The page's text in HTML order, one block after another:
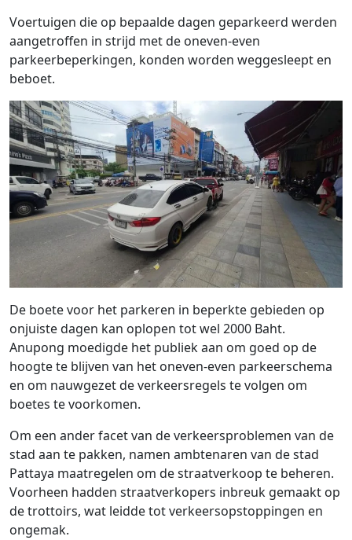
Voertuigen die op bepaalde dagen geparkeerd werden
aangetroffen in strijd met de oneven-even
parkeerbeperkingen, konden worden weggesleept en
beboet.
De boete voor het parkeren in beperkte gebieden op
onjuiste dagen kan oplopen tot wel 2000 Baht.
Anupong moedigde het publiek aan om goed op de
hoogte te blijven van het oneven-even parkeerschema
en om nauwgezet de verkeersregels te volgen om
boetes te voorkomen.
Om een ​​ander facet van de verkeersproblemen van de
stad aan te pakken, namen ambtenaren van de stad
Pattaya maatregelen om de straatverkoop te beheren.
Voorheen hadden straatverkopers inbreuk gemaakt op
de trottoirs, wat leidde tot verkeersopstoppingen en
ongemak.